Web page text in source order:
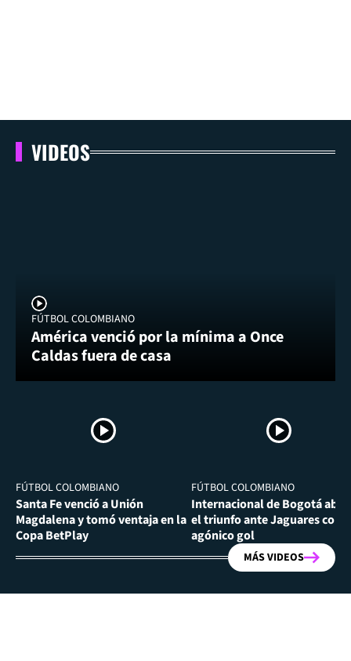
VIDEOS
FÚTBOL COLOMBIANO
América venció por la mínima a Once
Caldas fuera de casa
FÚTBOL COLOMBIANO
Santa Fe venció a Unión
Magdalena y tomó ventaja en la
Copa BetPlay
FÚTBOL COLOMBIANO
Internacional de Bogotá
el triunfo ante Jaguares con
agónico gol
MÁS VIDEOS